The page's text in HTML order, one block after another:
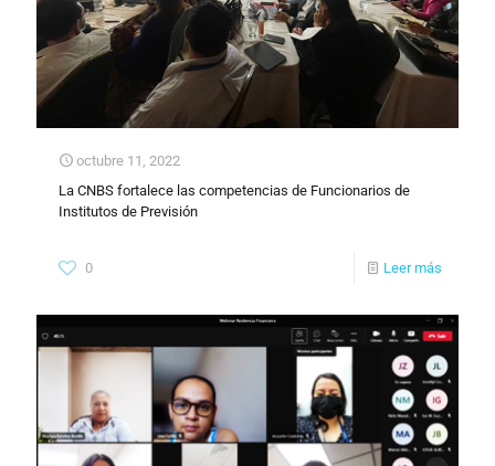
octubre 11, 2022
La CNBS fortalece las competencias de Funcionarios de
Institutos de Previsión
0 Leer más